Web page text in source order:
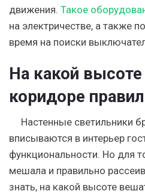
движения. Такое
на электричестве, а также
время на поиски
На какой
коридоре
Настенные светильники
вписываются в интерьер
функциональности. Но для
мешала и правильно
знать, на какой высоте